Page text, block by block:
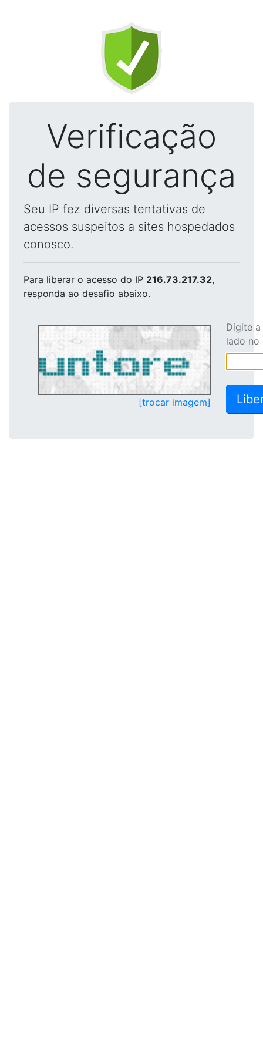
Verificação
de segurança
Seu IP fez diversas tentativas de
acessos suspeitos a sites hospedados
conosco.
Para liberar o acesso do IP 216.73.217.32,
responda ao desafio abaixo.
[trocar imagem]
Digite
lado no